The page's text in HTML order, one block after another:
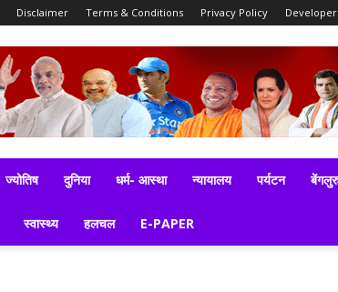
Disclaimer Terms & Conditions Privacy Policy Developer
ज्योतिष दुनिया धर्म- आस्था न्यायालय पर्यटन
स्वास्थ्य हलचल E-PAPER